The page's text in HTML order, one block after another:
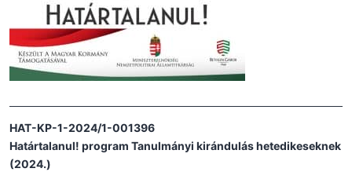
HAT-KP-1-2024/1-001396
Határtalanul! program Tanulmányi kirándulás hetedikeseknek
(2024.)